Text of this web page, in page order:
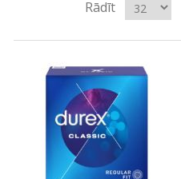
Rādīt